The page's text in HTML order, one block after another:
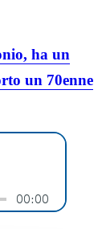
ha un
un 70enne